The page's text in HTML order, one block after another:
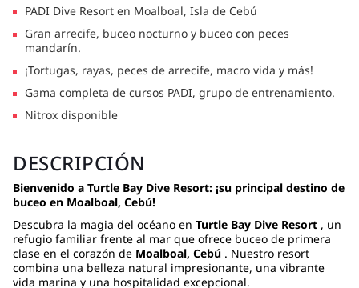
PADI Dive Resort en Moalboal, Isla de Cebú
Gran arrecife, buceo nocturno y buceo con peces
mandarín.
¡Tortugas, rayas, peces de arrecife, macro vida y más!
Gama completa de cursos PADI, grupo de entrenamiento.
Nitrox disponible
DESCRIPCIÓN
Bienvenido a Turtle Bay Dive Resort: ¡su principal destino de
buceo en Moalboal, Cebú!
Descubra la magia del océano en Turtle Bay Dive Resort , un
refugio familiar frente al mar que ofrece buceo de primera
clase en el corazón de Moalboal, Cebú . Nuestro resort
combina una belleza natural impresionante, una vibrante
vida marina y una hospitalidad excepcional.